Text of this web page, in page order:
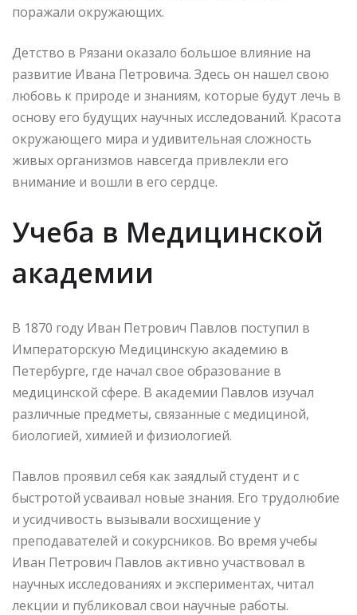
поражали окружающих.
Детство в Рязани оказало большое влияние на
развитие Ивана Петровича. Здесь он нашел свою
любовь к природе и знаниям, которые будут лечь в
основу его будущих научных исследований. Красота
окружающего мира и удивительная сложность
живых организмов навсегда привлекли его
внимание и вошли в его сердце.
Учеба в Медицинской
академии
В 1870 году Иван Петрович Павлов поступил в
Императорскую Медицинскую академию в
Петербурге, где начал свое образование в
медицинской сфере. В академии Павлов изучал
различные предметы, связанные с медициной,
биологией, химией и физиологией.
Павлов проявил себя как заядлый студент и с
быстротой усваивал новые знания. Его трудолюбие
и усидчивость вызывали восхищение у
преподавателей и сокурсников. Во время учебы
Иван Петрович Павлов активно участвовал в
научных исследованиях и экспериментах, читал
лекции и публиковал свои научные работы.